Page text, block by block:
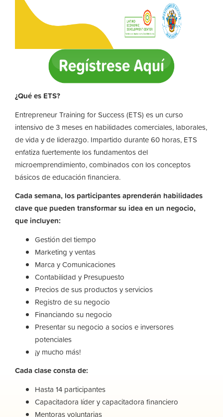
¿Qué es ETS?
Entrepreneur Training for Success (ETS) es un curso
intensivo de 3 meses en habilidades comerciales, laborales,
de vida y de liderazgo. Impartido durante 60 horas, ETS
enfatiza fuertemente los fundamentos del
microemprendimiento, combinados con los conceptos
básicos de educación financiera.
Cada semana, los participantes aprenderán habilidades
clave que pueden transformar su idea en un negocio,
que incluyen:
Gestión del tiempo
Marketing y ventas
Marca y Comunicaciones
Contabilidad y Presupuesto
Precios de sus productos y servicios
Registro de su negocio
Financiando su negocio
Presentar su negocio a socios e inversores
potenciales
¡y mucho más!
Cada clase consta de:
Hasta 14 participantes
Capacitadora líder y capacitadora financiero
Mentoras voluntarias